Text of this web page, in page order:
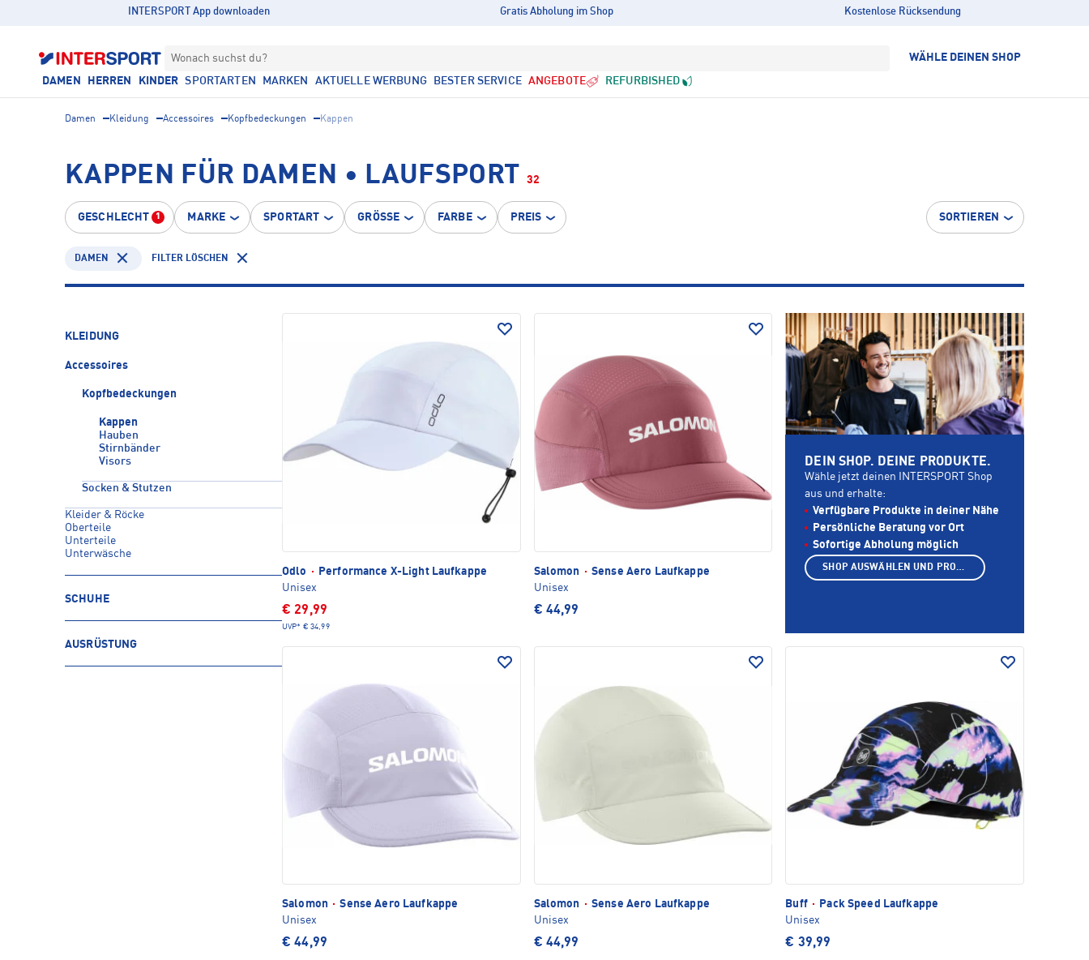
INTERSPORT App downloaden Gratis Abholung im Shop Kostenlose Rücksendung
Wonach suchst du? WÄHLE DEINEN SHOP
DAMEN HERREN KINDER SPORTARTEN MARKEN AKTUELLE WERBUNG BESTER SERVICE ANGEBOTE REFURBISHED
Damen Kleidung Accessoires Kopfbedeckungen Kappen
KAPPEN FÜR DAMEN • LAUFSPORT 32
GESCHLECHT 1 MARKE SPORTART GRÖSSE FARBE PREIS SORTIEREN
DAMEN FILTER LÖSCHEN
KLEIDUNG
Accessoires
Kopfbedeckungen
Kappen
Hauben
Stirnbänder
Visors
Socken & Stutzen
Kleider & Röcke
Oberteile
Unterteile
Unterwäsche
SCHUHE
AUSRÜSTUNG
Odlo ·
Performance X-Light Laufkappe
Unisex
€ 29,99
UVP* € 34,99
Salomon · Sense Aero Laufkappe
Unisex
€ 44,99
Salomon · Sense Aero Laufkappe
Unisex
€ 44,99
Salomon · Sense Aero Laufkappe
Unisex
€ 44,99
Buff ·
Pack Speed Laufkappe
Unisex
€ 39,99
DEIN SHOP. DEINE PRODUKTE.
Wähle jetzt deinen INTERSPORT Shop
aus und erhalte:
Verfügbare Produkte in deiner Nähe
Persönliche Beratung vor Ort
Sofortige Abholung möglich
SHOP AUSWÄHLEN UND PRODUKTE ANZEIGEN